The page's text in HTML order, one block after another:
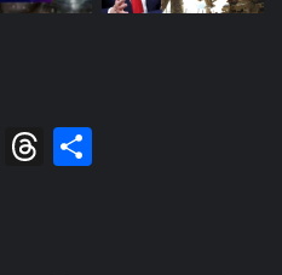
Copy
Link
Threads